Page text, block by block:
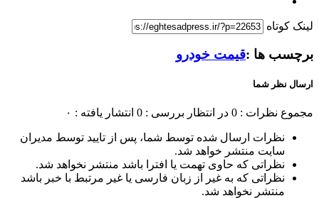
لینک کوتاه
برچسب ها :قیمت خودرو
ارسال نظر شما
مجموع نظرات : 0 در انتظار بررسی : 0 انتشار یافته : ۰
نظرات ارسال شده توسط شما، پس از تایید توسط مدیران
سایت منتشر خواهد شد.
نظراتی که حاوی تهمت یا افترا باشد منتشر نخواهد شد.
نظراتی که به غیر از زبان فارسی یا غیر مرتبط با خبر باشد
منتشر نخواهد شد.